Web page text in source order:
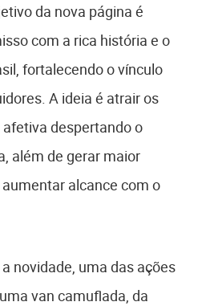
da nova página é
com a rica história e o
fortalecendo o vínculo
A ideia é atrair os
despertando o
além de gerar maior
alcance com o
novidade, uma das ações
van camuflada, da